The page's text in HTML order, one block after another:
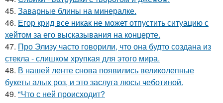
45. Заварные блины на минералке.
46. Егор крид все никак не может отпустить ситуацию с
хейтом за его высказывания на концерте.
47. Про Элизу часто говорили, что она будто создана из
стекла - слишком хрупкая для этого мира.
48. В нашей ленте снова появились великолепные
букеты алых роз, и это заслуга люсы чеботиной.
49. "Что с ней происходит?